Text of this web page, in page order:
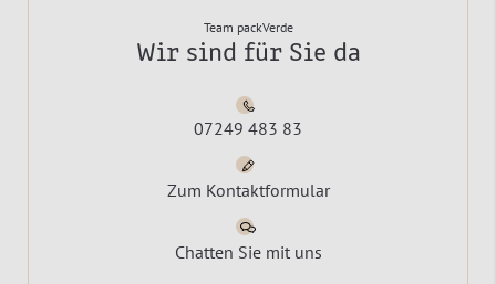
Team packVerde
Wir sind für Sie da
07249 483 83
Zum Kontaktformular
Chatten Sie mit uns